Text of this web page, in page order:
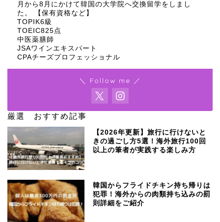
月から8月にかけて韓国の大学院へ交換留学をしまし
た。 【保有資格など】
TOPIK6級
TOEIC825点
中医薬膳師
JSAワインエキスパート
CPAチーズプロフェッショナル
＼ Follow me ／
厳選 おすすめ記事
【2026年更新】旅行に行けないと
きの過ごし方5選！海外旅行100回
以上の筆者が実践する楽しみ方
韓国からフライドチキン持ち帰りは
犯罪！海外からの肉類持ち込みの罰
則詳細をご紹介